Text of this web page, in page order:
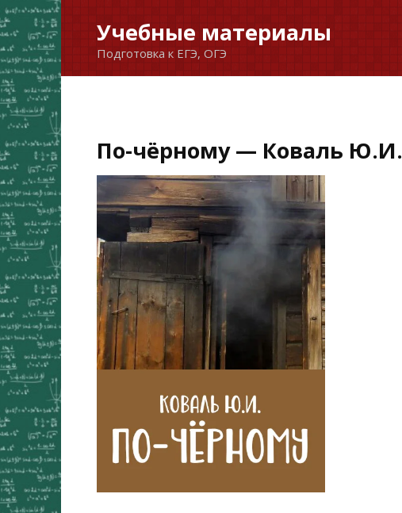
Перейти
к
содержанию
Учебные материалы
Подготовка к ЕГЭ, ОГЭ
По-чёрному — Коваль Ю.И.